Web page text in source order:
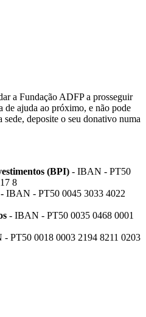
a Fundação ADFP a prosseguir
de ajuda ao próximo, e não pode
sede, deposite o seu donativo numa
(BPI) - IBAN - PT50
8
IBAN - PT50 0045 3033 4022
- IBAN - PT50 0035 0468 0001
PT50 0018 0003 2194 8211 0203